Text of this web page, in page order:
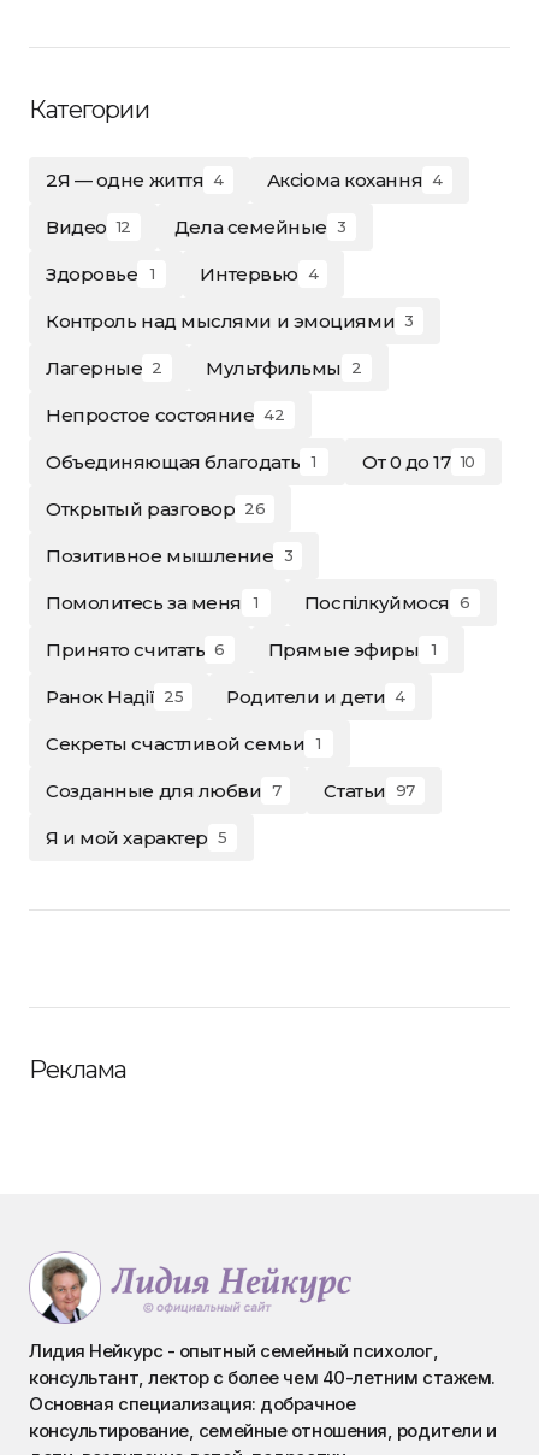
Категории
2Я — одне життя 4 Аксіома кохання 4
Видео 12 Дела семейные 3
Здоровье 1 Интервью 4
Контроль над мыслями и эмоциями 3
Лагерные 2 Мультфильмы 2
Непростое состояние 42
Объединяющая благодать 1 От 0 до 17 10
Открытый разговор 26
Позитивное мышление 3
Помолитесь за меня 1 Поспілкуймося 6
Принято считать 6 Прямые эфиры 1
Ранок Надії 25 Родители и дети 4
Секреты счастливой семьи 1
Созданные для любви 7 Статьи 97
Я и мой характер 5
Реклама
Лидия Нейкурс - опытный семейный психолог,
консультант, лектор с более чем 40-летним стажем.
Основная специализация: добрачное
консультирование, семейные отношения, родители и